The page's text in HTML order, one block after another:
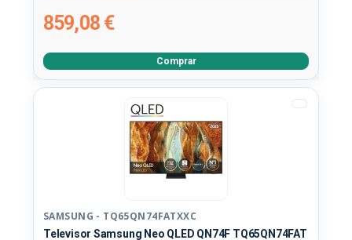
859,08 €
Comprar
SAMSUNG - TQ65QN74FATXXC
Televisor Samsung Neo QLED QN74F TQ65QN74FAT